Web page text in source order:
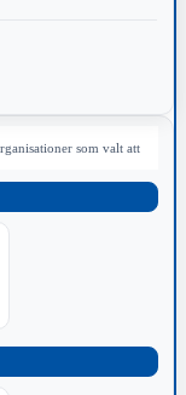
som valt att